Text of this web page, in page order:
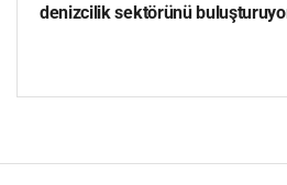
denizcilik sektörünü